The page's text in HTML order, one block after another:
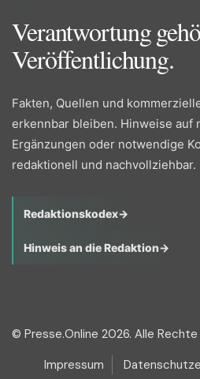
Verantwortung
Veröffentlichung.
Fakten, Quellen und
erkennbar bleiben. Hinweise auf
Ergänzungen oder notwendige
redaktionell und nachvollziehbar.
Redaktionskodex→
Hinweis an die Redaktion→
© Presse.Online 2026. Alle
Impressum